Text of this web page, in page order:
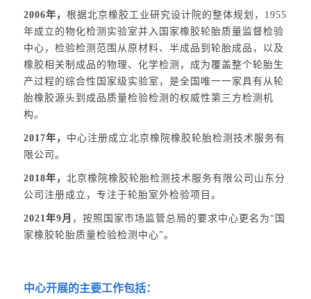
2006年，根据北京橡胶工业研究设计院的整体规划，1955
年成立的物化检测实验室并入国家橡胶轮胎质量监督检验
中心，检验检测范围从原材料、半成品到轮胎成品，以及
橡胶相关制成品的物理、化学检测，成为覆盖整个轮胎生
产过程的综合性国家级实验室，是全国唯一一家具有从轮
胎橡胶源头到成品质量检验检测的权威性第三方检测机
构。
2017年， 中心注册成立北京橡院橡胶轮胎检测技术服务有
限公司。
2018年，北京橡院橡胶轮胎检测技术服务有限公司山东分
公司注册成立，专注于轮胎室外检验项目。
2021年9月 ，按照国家市场监管总局的要求中心更名为“国
家橡胶轮胎质量检验检测中心”。
中心开展的主要工作包括：